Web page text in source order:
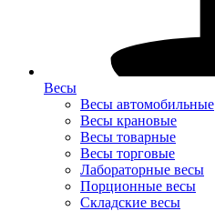
Весы
Весы автомобильные
Весы крановые
Весы товарные
Весы торговые
Лабораторные весы
Порционные весы
Складские весы